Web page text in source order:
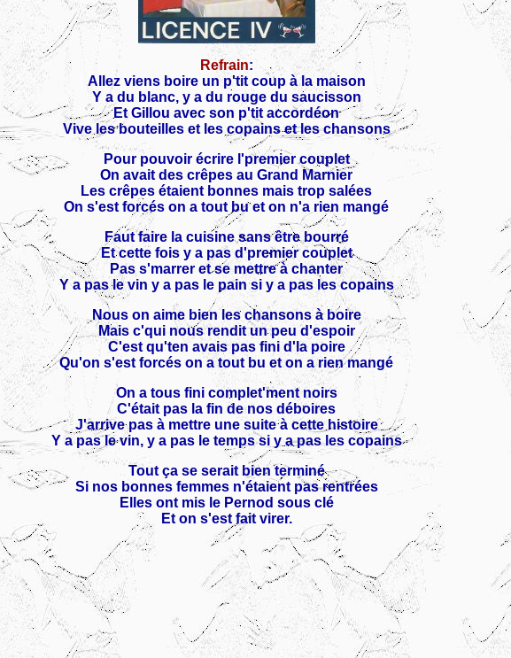
Refrain:
Allez viens boire un p'tit coup à la maison
Y a du blanc, y a du rouge du saucisson
Et Gillou avec son p'tit accordéon
Vive les bouteilles et les copains et les chansons
Pour pouvoir écrire l'premier couplet
On avait des crêpes au Grand Marnier
Les crêpes étaient bonnes mais trop salées
On s'est forcés on a tout bu et on n'a rien mangé
Faut faire la cuisine sans être bourré
Et cette fois y a pas d'premier couplet
Pas s'marrer et se mettre à chanter
Y a pas le vin y a pas le pain si y a pas les copains
Nous on aime bien les chansons à boire
Mais c'qui nous rendit un peu d'espoir
C'est qu'ten avais pas fini d'la poire
Qu'on s'est forcés on a tout bu et on a rien mangé
On a tous fini complet'ment noirs
C'était pas la fin de nos déboires
J'arrive pas à mettre une suite à cette histoire
Y a pas le vin, y a pas le temps si y a pas les copains
Tout ça se serait bien terminé
Si nos bonnes femmes n'étaient pas rentrées
Elles ont mis le Pernod sous clé
Et on s'est fait virer.